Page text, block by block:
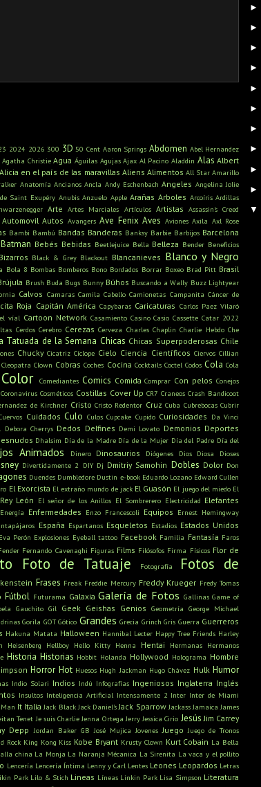
2024 2026 300 3D 50 Cent Aaron Springs Abdomen Abel Hernandez
Agatha Christie Agua Águilas Agujas Ajax Al Pacino Aladdin Alas Albert
Alicia en el país de las maravillas Aliens Alimentos All Star Amarillo
Anatomía Ancianos Ancla Andy Eschenbach Angeles Angelina Jolie
Saint Exupéry Anubis Anzuelo Apple Arañas Arboles Arcoíris Ardillas
Arte Artes Marciales Artículos Artistas Assassin's Creed
Automovil Autos Avangers Ave Fenix Aves Aviones Axila Axl Rose
Bambi Bambú Bandas Banderas Banksy Barbie Barbijos Barcelona
Batman Bebés Bebidas Beetlejuice Bella Belleza Bender Beneficios
Bizarros Black & Grey Blackout Blancanieves Blanco y Negro
Bola 8 Bombas Bomberos Bono Bordados Borrar Boxeo Brad Pitt Brasil
Brush Buda Bugs Bunny Búhos Buscando a Wally Buzz Lightyear
Calvos Camaras Camila Cabello Camionetas Campanita Cáncer de
Roja Capitán América Capybaras Caricaturas Carlos Paez Vilaró
víal Cartoon Network Casamiento Casino Casio Cassette Catar 2022
Cerdos Cerebro Cerezas Cerveza Charles Chaplin Charlie Hebdo Che
Tatuada de la Semana Chicas Chicas Superpoderosas Chile
Chucky Cicatriz Cíclope Cielo Ciencia Científicos Ciervos Cillian
Cleopatra Clown Cobras Coches Cocina Cocktails Coctel Codos Cola Cola
Color Comediantes Comics Comida Comprar Con pelos Conejos
Coronavirus Cosméticos Costillas Cover Up CR7 Craneos Crash Bandicoot
de Kirchner Cristo Cristo Redentor Cruz Cuba Cubrebocas Cubrir
Cuidados Culo Culos Cupcake Cupido Curiosidades Da Vinci
Debora Cherrys Dedos Delfines Demi Lovato Demonios Deportes
Dhalsim Día de la Madre Día de la Mujer Día del Padre Día del
Animados Dinero Dinosaurios Diógenes Dios Diosa
Dioses
Divertidamente 2 DIY Dj Dmitriy Samohin Dobles Dolor Don
Duendes Dumbledore Dustin e-book Eduardo Lozano Edward Cullen
El Exorcista El extraño mundo de jack El Guasón El juego del miedo El
León El señor de los Anillos El Sombrerero Electricidad Elefantes
Energía Enfermedades Enzo Francescoli Equipos Ernest Hemingway
España Espartanos Esqueletos Estadios Estados Unidos
Eva Perón Explosiones Eyeball tattoo Facebook Familia Fantasía Faros
Fernando Cavenaghi Figuras Films Filósofos Firma Físicos Flor de
Foto de Tatuaje Fotografía
Fotos de
Frases Freak Freddie Mercury Freddy Krueger Fredy Tomas
Fútbol Futurama Galaxia Galería de Fotos Gallinas Game of
Gauchito Gil Geek Geishas Genios Geometría George Michael
Gorila GOT Gótico Grandes Grecia Grinch Gris Guerra Guerreros
Hakuna Matata Halloween Hannibal Lecter Happy Tree Friends Harley
Heisenberg Hellboy Hello Kitty Henna Hentai Hermanas Hermanos
Historia Historias Hobbit Holanda Hollywood Holograma Hombre
Horror Hot Huesos Hugh Jackman Hugo Chávez Hulk Humor
Indio Solari Indios Indú Infografías Ingeniosos Inglaterra Inglés
Insultos Inteligencia Artificial Intensamente 2 Inter Inter de Miami
It Italia Jack Black Jack Daniel's Jack Sparrow Jackass Jamaica James
Tenet Je suis Charlie Jenna Ortega Jerry Jessica Cirio Jesús Jim Carrey
Depp Jordan Baker GB José Mujica Jovenes Juego Juego de Tronos
Rock King Kong Kiss Kobe Bryant Krusty Clown Kurt Cobain La Bella
china La Monja La Naranja Mécanica La Sirenita La vaca y el pollito
Lencería Lencería Íntima Lenny y Carl Lentes Leones Leopardos Letras
Park Lilo & Stich Lineas Líneas Linkin Park Lisa Simpson Literatura
►
►
►
►
►
►
►
►
►
►
▼